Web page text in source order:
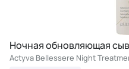
Ночная обновляющая
Actyva Bellessere Night